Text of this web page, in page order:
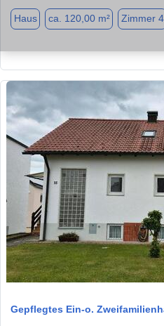
Haus ca. 120,00 m² Zimmer 4
Gepflegtes Ein-o.